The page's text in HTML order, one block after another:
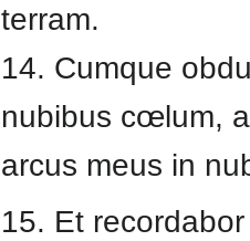
terram.
14. Cumque
nubibus cœlum,
arcus meus in
15. Et